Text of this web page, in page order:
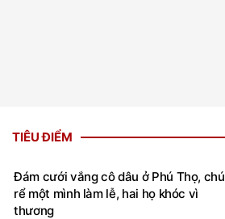
TIÊU ĐIỂM
Đám cưới vắng cô dâu ở Phú Thọ, chú
rể một mình làm lễ, hai họ khóc vì
thương